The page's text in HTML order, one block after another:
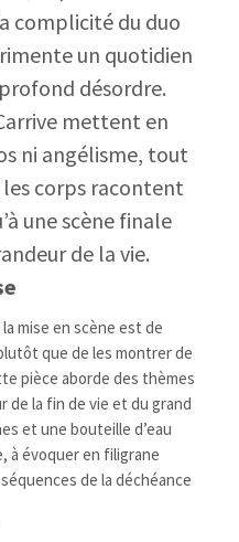
complicité du duo
un quotidien
désordre.
mettent en
ni angélisme, tout
corps racontent
une scène finale
de la vie.
mise en scène est de
que de les montrer de
pièce aborde des thèmes
la fin de vie et du grand
et une bouteille d’eau
à évoquer en filigrane
de la déchéance